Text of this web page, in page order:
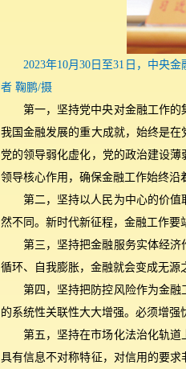
2023年10月30日至31日，中央
者 鞠鹏/摄
第一，坚持党中央对金融工作的
我国金融发展的重大成就，始终是
党的领导弱化虚化，党的政治建设
领导核心作用，确保金融工作始终沿
第二，坚持以人民为中心的价
然不同。新时代新征程，金融工作要
第三，坚持把金融服务实体经
循环、自我膨胀，金融就会变成无源
第四，坚持把防控风险作为金
的系统性关联性大大增强。必须增强
第五，坚持在市场化法治化轨道
具有信息不对称特征，对信用的要